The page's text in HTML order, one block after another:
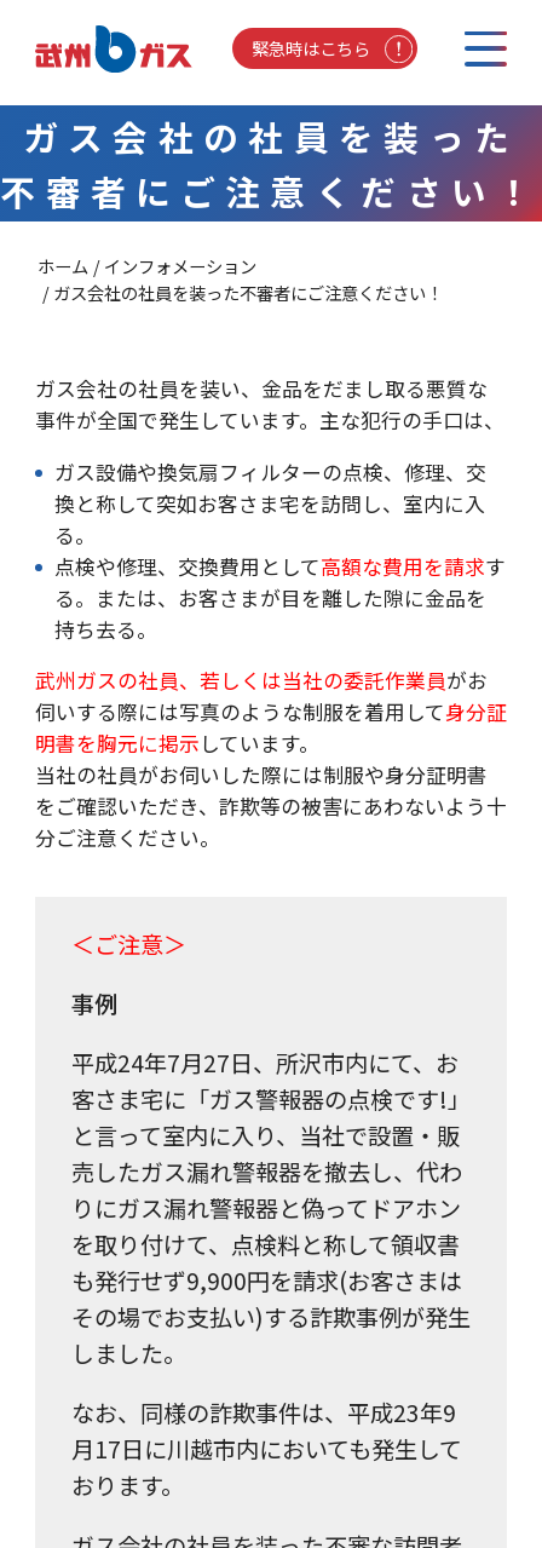
緊急時はこちら
ガス会社の社員を装った
不審者にご注意ください！
ホーム
インフォメーション
ガス会社の社員を装った不審者にご注意ください！
ガス会社の社員を装い、金品をだまし取る悪質な
事件が全国で発生しています。主な犯行の手口は、
ガス設備や換気扇フィルターの点検、修理、交
換と称して突如お客さま宅を訪問し、室内に入
る。
点検や修理、交換費用として高額な費用を請求す
る。または、お客さまが目を離した隙に金品を
持ち去る。
武州ガスの社員、若しくは当社の委託作業員がお
伺いする際には写真のような制服を着用して身分証
明書を胸元に掲示 しています。
当社の社員がお伺いした際には制服や身分証明書
をご確認いただき、詐欺等の被害にあわないよう十
分ご注意ください。
＜ご注意＞
事例
平成24年7月27日、所沢市内にて、お
客さま宅に「ガス警報器の点検です!」
と言って室内に入り、当社で設置・販
売したガス漏れ警報器を撤去し、代わ
りにガス漏れ警報器と偽ってドアホン
を取り付けて、点検料と称して領収書
も発行せず9,900円を請求(お客さまは
その場でお支払い)する詐欺事例が発生
しました。
なお、同様の詐欺事件は、平成23年9
月17日に川越市内においても発生して
おります。